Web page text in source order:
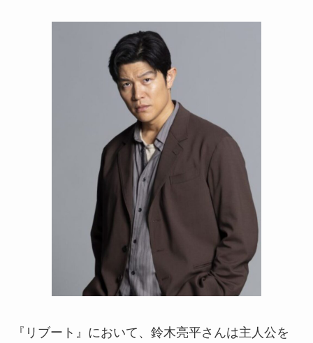
『リブート』において、鈴木亮平さんは主人公を